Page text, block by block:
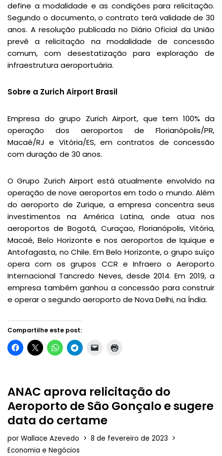
define a modalidade e as condições para relicitação.
Segundo o documento, o contrato terá validade de 30
anos. A resolução publicada no Diário Oficial da União
prevê a relicitação na modalidade de concessão
comum, com desestatização para exploração de
infraestrutura aeroportuária.
Sobre a Zurich Airport Brasil
Empresa do grupo Zurich Airport, que tem 100% da
operação dos aeroportos de Florianópolis/PR,
Macaé/RJ e Vitória/ES, em contratos de concessão
com duração de 30 anos.
O Grupo Zurich Airport está atualmente envolvido na
operação de nove aeroportos em todo o mundo. Além
do aeroporto de Zurique, a empresa concentra seus
investimentos na América Latina, onde atua nos
aeroportos de Bogotá, Curaçao, Florianópolis, Vitória,
Macaé, Belo Horizonte e nos aeroportos de Iquique e
Antofagasta, no Chile. Em Belo Horizonte, o grupo suíço
opera com os grupos CCR e Infraero o Aeroporto
Internacional Tancredo Neves, desde 2014. Em 2019, a
empresa também ganhou a concessão para construir
e operar o segundo aeroporto de Nova Delhi, na Índia.
Compartilhe este post:
ANAC aprova relicitação do
Aeroporto de São Gonçalo e sugere
data do certame
por Wallace Azevedo
8 de fevereiro de 2023
Economia e Negócios